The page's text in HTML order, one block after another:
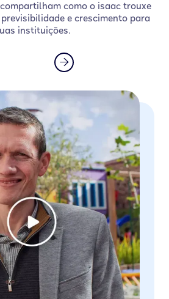
como o isaac trouxe
e crescimento para
instituições.